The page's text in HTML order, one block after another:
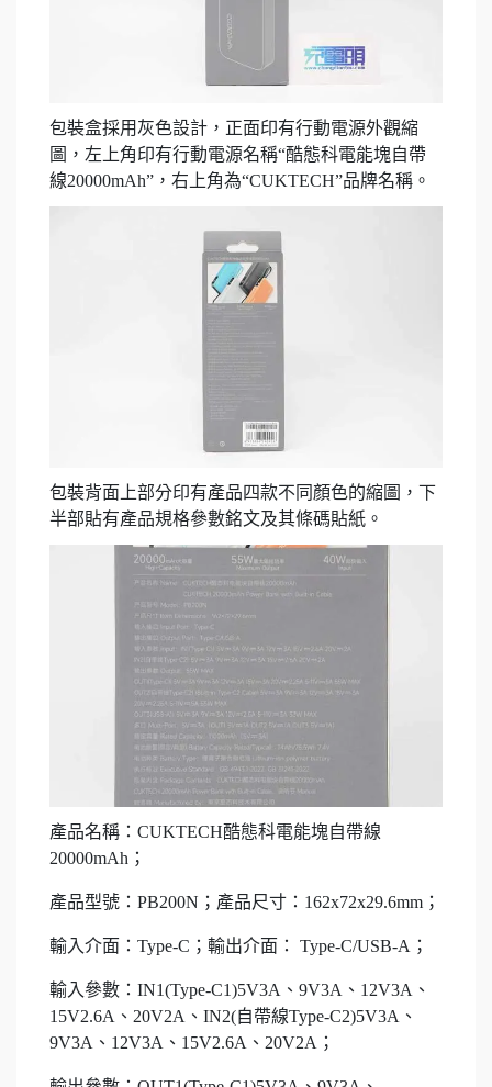
包裝盒採用灰色設計，正面印有行動電源外觀縮
圖，左上角印有行動電源名稱“酷態科電能塊自帶
線20000mAh”，右上角為“CUKTECH”品牌名稱。
包裝背面上部分印有產品四款不同顏色的縮圖，下
半部貼有產品規格參數銘文及其條碼貼紙。
產品名稱：CUKTECH酷態科電能塊自帶線
20000mAh；
產品型號：PB200N；產品尺寸：162x72x29.6mm；
輸入介面：Type-C；輸出介面： Type-C/USB-A；
輸入參數：IN1(Type-C1)5V3A、9V3A、12V3A、
15V2.6A、20V2A、IN2(自帶線Type-C2)5V3A、
9V3A、12V3A、15V2.6A、20V2A；